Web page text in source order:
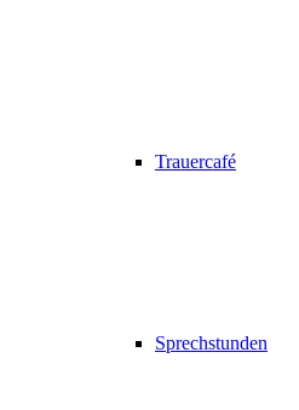
Trauercafé
Sprechstunden